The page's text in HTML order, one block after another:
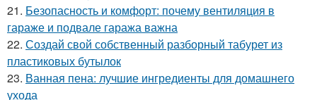
21. Безопасность и комфорт: почему вентиляция в
гараже и подвале гаража важна
22. Создай свой собственный разборный табурет из
пластиковых бутылок
23. Ванная пена: лучшие ингредиенты для домашнего
ухода